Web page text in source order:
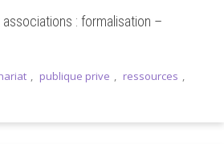
: formalisation –
, publique prive , ressources ,